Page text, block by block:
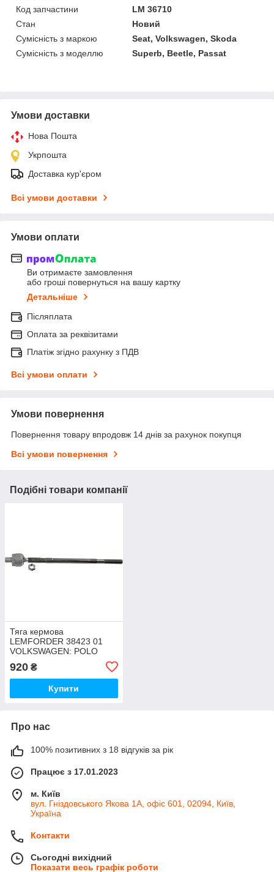
Код запчастини
LM 36710
Стан
Новий
Сумісність з маркою
Seat, Volkswagen, Skoda
Сумісність з моделлю
Superb, Beetle, Passat
Умови доставки
Нова Пошта
Укрпошта
Доставка кур'єром
Всі умови доставки
Умови оплати
Ви отримаєте замовлення
або гроші повернуться на вашу картку
Детальніше
Післяплата
Оплата за реквізитами
Платіж згідно рахунку з ПДВ
Всі умови оплати
Умови повернення
Повернення товару впродовж 14 днів за рахунок покупця
Всі умови повернення
Подібні товари компанії
Тяга кермова
LEMFORDER 38423 01
VOLKSWAGEN: POLO
(6R,6C), POLO SALOON
(60,61) VOLKSWAGEN -
SVW: SANTANA SALOON
920 ₴
Купити
Про нас
100% позитивних з 18 відгуків за рік
Працює з 17.01.2023
м. Київ
вул. Гніздовського Якова 1А, офіс 601, 02094, Київ,
Україна
Контакти
Сьогодні вихідний
Показати весь графік роботи